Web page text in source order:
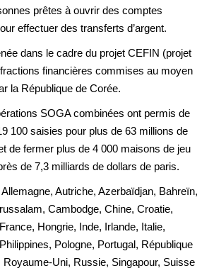
prêtes à ouvrir des comptes
effectuer des transferts d’argent.
dans le cadre du projet CEFIN (projet
financières commises au moyen
la République de Corée.
SOGA combinées ont permis de
100 saisies pour plus de 63 millions de
de fermer plus de 4 000 maisons de jeu
de 7,3 milliards de dollars de paris.
Allemagne, Autriche, Azerbaïdjan, Bahreïn,
Cambodge, Chine, Croatie,
Hongrie, Inde, Irlande, Italie,
Pologne, Portugal, République
Uni, Russie, Singapour, Suisse